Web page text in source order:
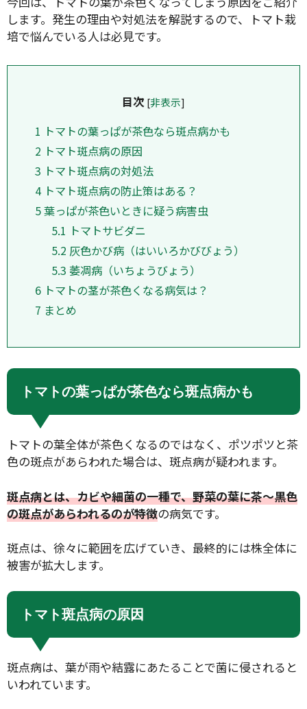
します。発生の理由や対処法を解説するので、トマト栽
培で悩んでいる人は必見です。
目次 [非表示]
1 トマトの葉っぱが茶色なら斑点病かも
2 トマト斑点病の原因
3 トマト斑点病の対処法
4 トマト斑点病の防止策はある？
5葉っぱが茶色いときに疑う病害虫
5.1 トマトサビダニ
5.2 灰色かび病（はいいろかびびょう）
5.3 萎凋病（いちょうびょう）
6 トマトの茎が茶色くなる病気は？
7 まとめ
トマトの葉っぱが茶色なら斑点病かも
トマトの葉全体が茶色くなるのではなく、ポツポツと茶
色の斑点があらわれた場合は、斑点病が疑われます。
斑点病とは、カビや細菌の一種で、野菜の葉に茶〜黒色
の斑点があらわれるのが特徴の病気です。
斑点は、徐々に範囲を広げていき、最終的には株全体に
被害が拡大します。
トマト斑点病の原因
斑点病は、葉が雨や結露にあたることで菌に侵されると
いわれています。